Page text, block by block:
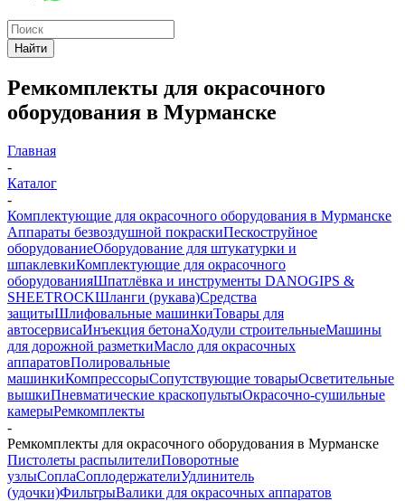
Найти
Ремкомплекты для окрасочного
оборудования в Мурманске
Главная
-
Каталог
-
Комплектующие для окрасочного оборудования в Мурманске
Аппараты безвоздушной покраскиПескоструйное
оборудованиеОборудование для штукатурки и
шпаклевкиКомплектующие для окрасочного
оборудованияШпатлёвка и инструменты DANOGIPS &
SHEETROCKШланги (рукава)Средства
защитыШлифовальные машинкиТовары для
автосервисаИнъекция бетонаХодули строительныеМашины
для дорожной разметкиМасло для окрасочных
аппаратовПолировальные
машинкиКомпрессорыСопутствующие товарыОсветительные
вышкиПневматические краскопультыОкрасочно-сушильные
камерыРемкомплекты
-
Ремкомплекты для окрасочного оборудования в Мурманске
Пистолеты распылителиПоворотные
узлыСоплаСоплодержателиУдлинитель
(удочки)ФильтрыВалики для окрасочных аппаратов